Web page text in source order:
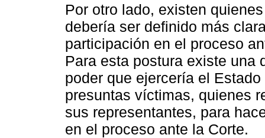
Por otro lado, existen
debería ser definido más
participación en el proceso
Para esta postura existe una
poder que ejercería el
presuntas víctimas, quienes
sus representantes, para
en el proceso ante la Corte.